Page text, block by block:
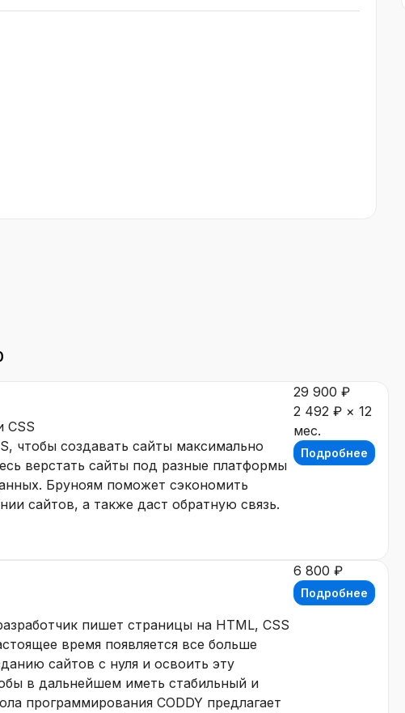
CSS
чтобы создавать сайты максимально
верстать сайты под разные платформы
Бруноям поможет сэкономить
сайтов, а также даст обратную связь.
29 900 ₽
2 492 ₽ × 12
мес.
Подробнее
пишет страницы на HTML, CSS
время появляется все больше
сайтов с нуля и освоить эту
в дальнейшем иметь стабильный и
программирования CODDY предлагает
6 800 ₽
Подробнее